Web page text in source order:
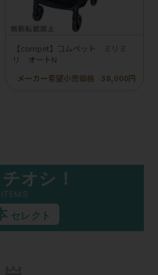
【compet】コムペット ミリミ
リ オートN
メーカー希望小売価格
38,000円
オシ！
ITEMS
セレクト